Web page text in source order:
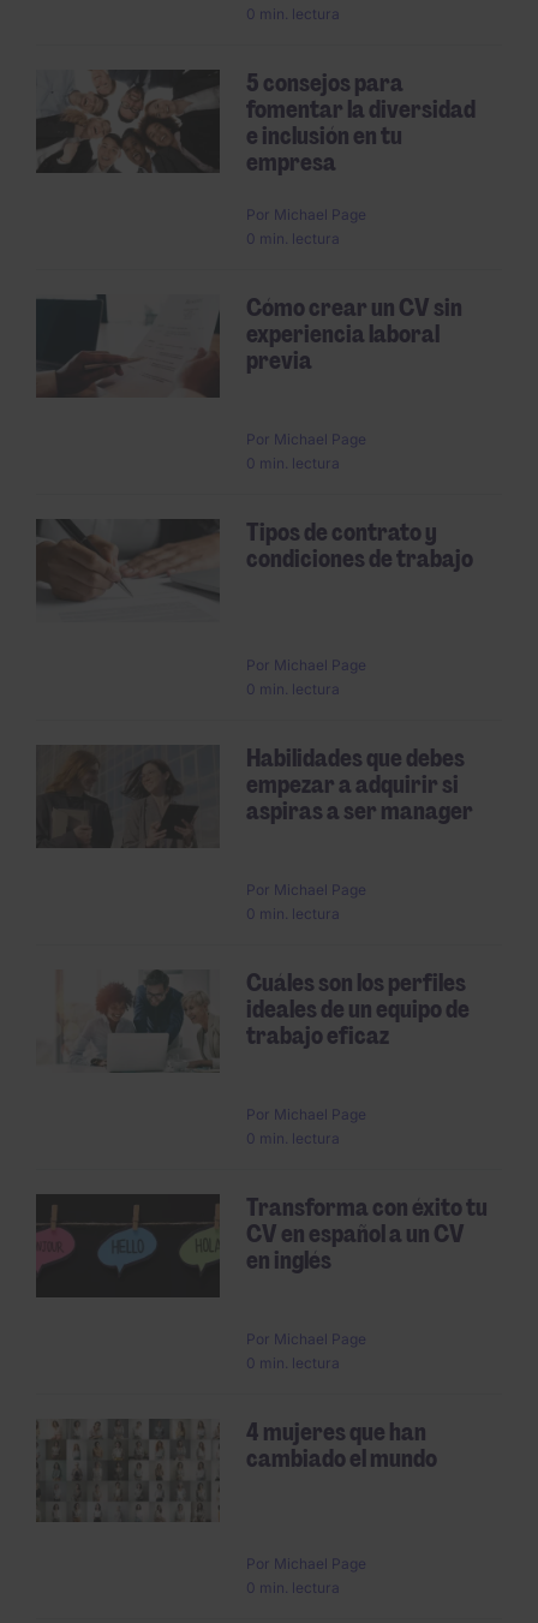
0 min. lectura
5 consejos para
fomentar la diversidad
e inclusión en tu
empresa
Por Michael Page
0 min. lectura
Cómo crear un CV sin
experiencia laboral
previa
Por Michael Page
0 min. lectura
Tipos de contrato y
condiciones de trabajo
Por Michael Page
0 min. lectura
Habilidades que debes
empezar a adquirir si
aspiras a ser manager
Por Michael Page
0 min. lectura
Cuáles son los perfiles
ideales de un equipo de
trabajo eficaz
Por Michael Page
0 min. lectura
Transforma con éxito tu
CV en español a un CV
en inglés
Por Michael Page
0 min. lectura
4 mujeres que han
cambiado el mundo
Por Michael Page
0 min. lectura